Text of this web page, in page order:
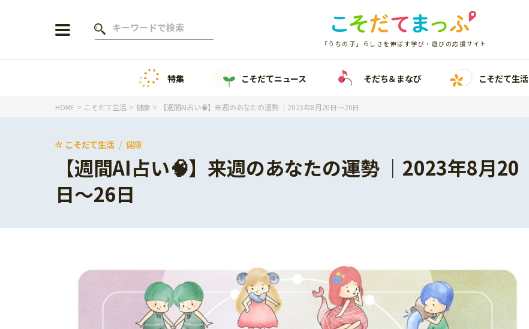
「うちの子」らしさを伸ばす学び・遊びの応援サイト
年齢から探す
小学3年生
小学4年生
小学6年生
そだち＆まなび
ワーク・ドリル
こそだて生活
特集 こそだてニュース そだち＆まなび こそだて生活
HOME こそだて生活 健康 【週間AI占い🧠】来週のあなたの運勢 ｜2023年8月20日〜26日
こそだて生活 健康
【週間AI占い🧠】来週のあなたの運勢 ｜2023年8月20
日〜26日